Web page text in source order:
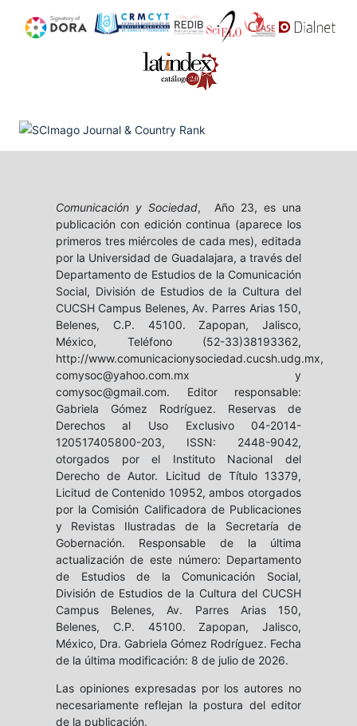
Comunicación y Sociedad, Año 23, es una
publicación con edición continua (aparece los
primeros tres miércoles de cada mes), editada
por la Universidad de Guadalajara, a través del
Departamento de Estudios de la Comunicación
Social, División de Estudios de la Cultura del
CUCSH Campus Belenes, Av. Parres Arias 150,
Belenes, C.P. 45100. Zapopan, Jalisco,
México, Teléfono (52-33)38193362,
http://www.comunicacionysociedad.cucsh.udg.mx,
comysoc@yahoo.com.mx y
comysoc@gmail.com. Editor responsable:
Gabriela Gómez Rodríguez. Reservas de
Derechos al Uso Exclusivo 04-2014-
120517405800-203, ISSN: 2448-9042,
otorgados por el Instituto Nacional del
Derecho de Autor. Licitud de Título 13379,
Licitud de Contenido 10952, ambos otorgados
por la Comisión Calificadora de Publicaciones
y Revistas Ilustradas de la Secretaría de
Gobernación. Responsable de la última
actualización de este número: Departamento
de Estudios de la Comunicación Social,
División de Estudios de la Cultura del CUCSH
Campus Belenes, Av. Parres Arias 150,
Belenes, C.P. 45100. Zapopan, Jalisco,
México, Dra. Gabriela Gómez Rodríguez. Fecha
de la última modificación: 8 de julio de 2026.
Las opiniones expresadas por los autores no
necesariamente reflejan la postura del editor
de la publicación.